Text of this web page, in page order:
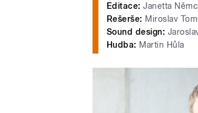
Editace:Janetta
Rešerše: Miroslav
Sound design:
Hudba: Martin Hůla